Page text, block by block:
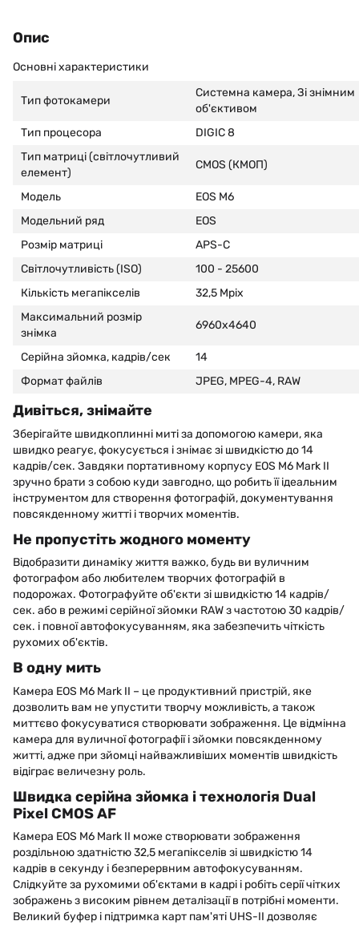
Опис
Основні характеристики
Тип фотокамери
Системна камера, Зі знімним
об'єктивом
Тип процесора
DIGIC 8
Тип матриці (світлочутливий
елемент)
CMOS (КМОП)
Модель
EOS M6
Модельний ряд
EOS
Розмір матриці
APS-C
Світлочутливість (ISO)
100 - 25600
Кількість мегапікселів
32,5 Mpix
Максимальний розмір
знімка
6960x4640
Серійна зйомка, кадрів/сек
14
Формат файлів
JPEG, MPEG-4, RAW
Дивіться, знімайте
Зберігайте швидкоплинні миті за допомогою камери, яка
швидко реагує, фокусується і знімає зі швидкістю до 14
кадрів/сек. Завдяки портативному корпусу EOS M6 Mark II
зручно брати з собою куди завгодно, що робить її ідеальним
інструментом для створення фотографій, документування
повсякденному житті і творчих моментів.
Не пропустіть жодного моменту
Відобразити динаміку життя важко, будь ви вуличним
фотографом або любителем творчих фотографій в
подорожах. Фотографуйте об'єкти зі швидкістю 14 кадрів/
сек. або в режимі серійної зйомки RAW з частотою 30 кадрів/
сек. і повної автофокусуванням, яка забезпечить чіткість
рухомих об'єктів.
В одну мить
Камера EOS M6 Mark II – це продуктивний пристрій, яке
дозволить вам не упустити творчу можливість, а також
миттєво фокусуватися створювати зображення. Це відмінна
камера для вуличної фотографії і зйомки повсякденному
житті, адже при зйомці найважливіших моментів швидкість
відіграє величезну роль.
Швидка серійна зйомка і технологія Dual
Pixel CMOS AF
Камера EOS M6 Mark II може створювати зображення
роздільною здатністю 32,5 мегапікселів зі швидкістю 14
кадрів в секунду і безперервним автофокусуванням.
Слідкуйте за рухомими об'єктами в кадрі і робіть серії чітких
зображень з високим рівнем деталізації в потрібні моменти.
Великий буфер і підтримка карт пам'яті UHS-II дозволяє